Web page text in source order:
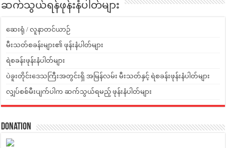
ဆက်သွယ်ရန်ဖုန်းနံပါတ်များ
ဆေးရုံ / လူနာတင်ယာဉ်
မီးသတ်စခန်းများ၏ ဖုန်းနံပါတ်များ
ရဲစခန်းဖုန်းနံပါတ်များ
ပဲခူးတိုင်းဒေသကြီးအတွင်းရှိ အမြန်လမ်း မီးသတ်နှင့် ရဲစခန်းဖုန်းနံပါတ်များ
လျှပ်စစ်မီးပျက်ပါက ဆက်သွယ်ရမည့် ဖုန်းနံပါတ်များ
Donation